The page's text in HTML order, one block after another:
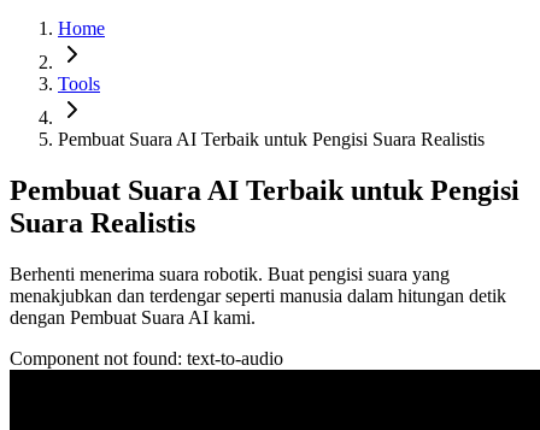
Home
Tools
Pembuat Suara AI Terbaik untuk Pengisi Suara Realistis
Pembuat Suara AI Terbaik untuk Pengisi
Suara Realistis
Berhenti menerima suara robotik. Buat pengisi suara yang
menakjubkan dan terdengar seperti manusia dalam hitungan detik
dengan Pembuat Suara AI kami.
Component not found: text-to-audio